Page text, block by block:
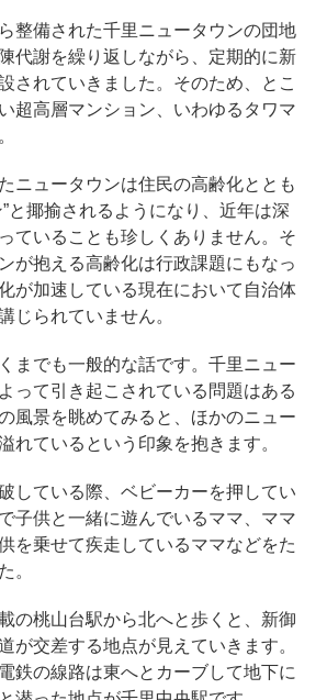
整備された千里ニュータウンの団地
代謝を繰り返しながら、定期的に新
されていきました。そのため、とこ
超高層マンション、いわゆるタワマ
ニュータウンは住民の高齢化ととも
と揶揄されるようになり、近年は深
ていることも珍しくありません。そ
が抱える高齢化は行政課題にもなっ
が加速している現在において自治体
じられていません。
までも一般的な話です。千里ニュー
って引き起こされている問題はある
風景を眺めてみると、ほかのニュー
れているという印象を抱きます。
している際、ベビーカーを押してい
子供と一緒に遊んでいるママ、ママ
を乗せて疾走しているママなどをた
。
の桃山台駅から北へと歩くと、新御
が交差する地点が見えていきます。
鉄の線路は東へとカーブして地下に